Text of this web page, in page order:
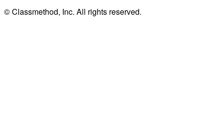
© Classmethod, Inc. All rights reserved.